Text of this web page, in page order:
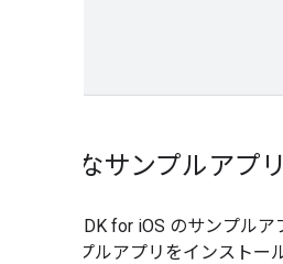
完全なサンプルアプ
Maps SDK for iOS のサンプルア
のサンプルアプリをインストー